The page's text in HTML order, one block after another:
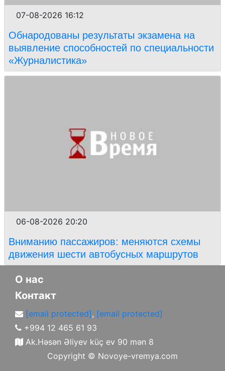
07-08-2026 16:12
Обнародованы результаты экзамена на
выявление способностей по специальности
«Журналистика»
06-08-2026 20:20
Вниманию пассажиров: меняются схемы
движения шести автобусных маршрутов
О нас
Контакт
[email protected], [email protected]
+994 12 465 61 93
Ak.Həsən Əliyev küç ev 90 mən 8
Copyright © Novoye-vremya.com